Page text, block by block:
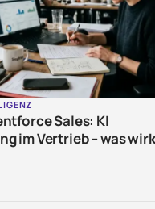
Sales: KI
im Vertrieb – was